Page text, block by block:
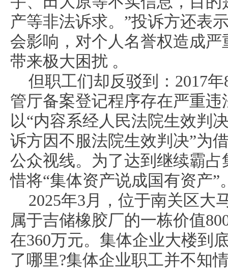
产等非法诉求。”投诉方还表
会影响，对个人名誉权造成
带来极大困扰 。
但职工们却反驳到：2017
管厅备案登记程序存在严重
以“内容系经人民法院生效判
诉方因不服法院生效判决”为
公众视线。为了达到继续霸
惜将“集体资产说成国有资产”
2025年3月，位于南关区大
属于吉储橡胶厂的一栋价值
在360万元。集体企业大楼到
了哪里?集体企业职工并不知